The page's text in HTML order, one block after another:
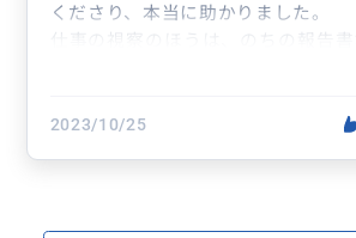
くださり、本当に助かりました。
仕事の視察のほうは、のちの報告書
要な写真を撮ったり、現地の人へ
宜対応してくれました。通訳に徹
れたので、ちょっとした隙間時間
2023/10/25